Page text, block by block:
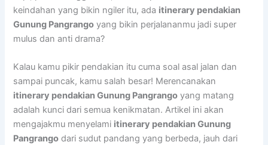
keindahan yang bikin ngiler itu, ada itinerary pendakian
Gunung Pangrango yang bikin perjalananmu jadi super
mulus dan anti drama?
Kalau kamu pikir pendakian itu cuma soal asal jalan dan
sampai puncak, kamu salah besar! Merencanakan
itinerary pendakian Gunung Pangrango yang matang
adalah kunci dari semua kenikmatan. Artikel ini akan
mengajakmu menyelami itinerary pendakian Gunung
Pangrango dari sudut pandang yang berbeda, jauh dari